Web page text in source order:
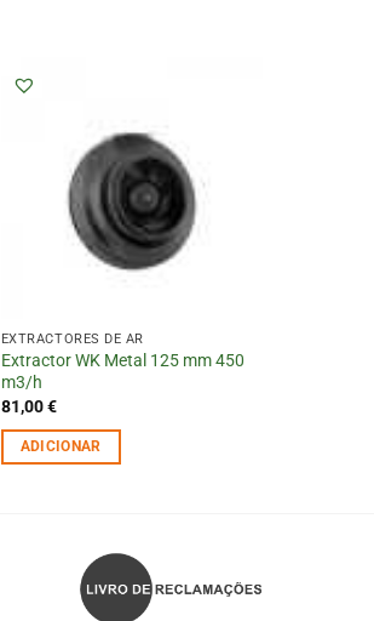
EXTRACTORES DE AR
Extractor WK Metal 125 mm 450
m3/h
81,00€
ADICIONAR